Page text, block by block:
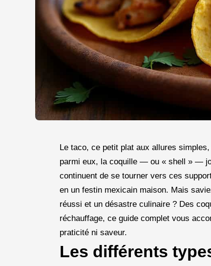
Le taco, ce petit plat aux allures
parmi eux, la coquille — ou « shell » —
continuent de se tourner vers ces
en un festin mexicain maison. Mais
réussi et un désastre culinaire ? Des
réchauffage, ce guide complet vous
praticité ni saveur.
Les différents